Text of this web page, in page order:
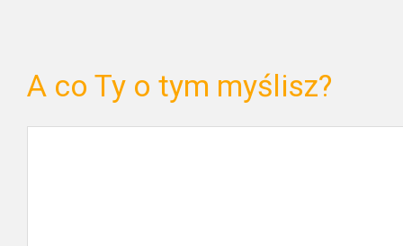
A co Ty o tym myślisz?